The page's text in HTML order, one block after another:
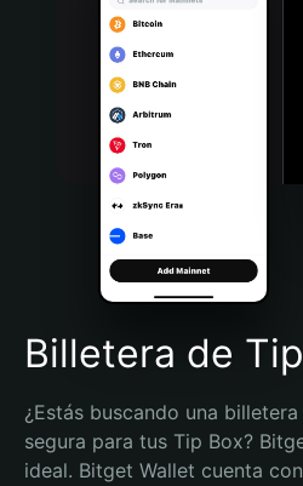
Português (Portugal)
Bahasa Indonesia
Português (Brasil)
Español (Argentina)
Billetera de
¿Estás buscando una
segura para tus Tip Box?
ideal. Bitget Wallet cuenta